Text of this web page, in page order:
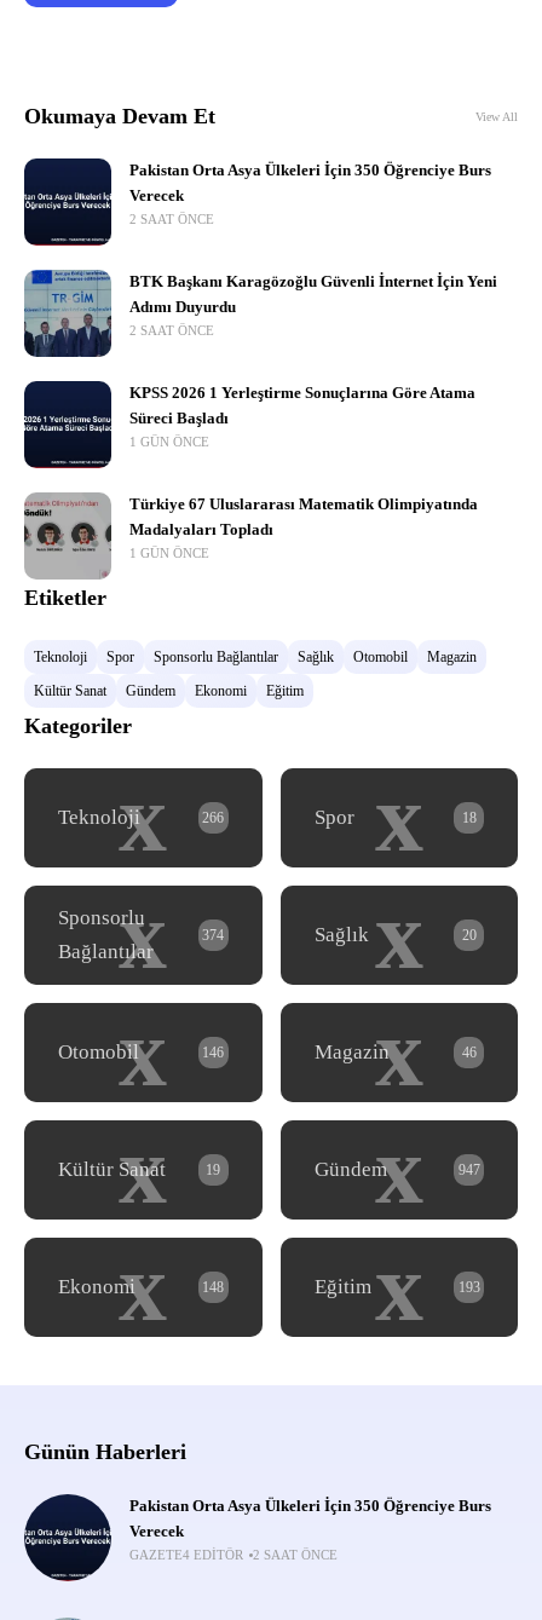
Okumaya Devam Et View All
Pakistan Orta Asya Ülkeleri İçin 350 Öğrenciye Burs
Verecek
2 SAAT ÖNCE
BTK Başkanı Karagözoğlu Güvenli İnternet İçin Yeni
Adımı Duyurdu
2 SAAT ÖNCE
KPSS 2026 1 Yerleştirme Sonuçlarına Göre Atama
Süreci Başladı
1 GÜN ÖNCE
Türkiye 67 Uluslararası Matematik Olimpiyatında
Madalyaları Topladı
1 GÜN ÖNCE
Etiketler
Teknoloji Spor Sponsorlu Bağlantılar Sağlık Otomobil
Magazin
Kültür Sanat
Gündem Ekonomi Eğitim
Kategoriler
x
Teknoloji 266 x
Spor 18
x
Sponsorlu
Bağlantılar
374 x
Sağlık 20
x
Otomobil 146 x
Magazin 46
x
Kültür Sanat 19 x
Gündem 947
x
Ekonomi 148 x
Eğitim 193
Günün Haberleri
Pakistan Orta Asya Ülkeleri İçin 350 Öğrenciye Burs
Verecek
GAZETE4 EDITÖR 2 SAAT ÖNCE